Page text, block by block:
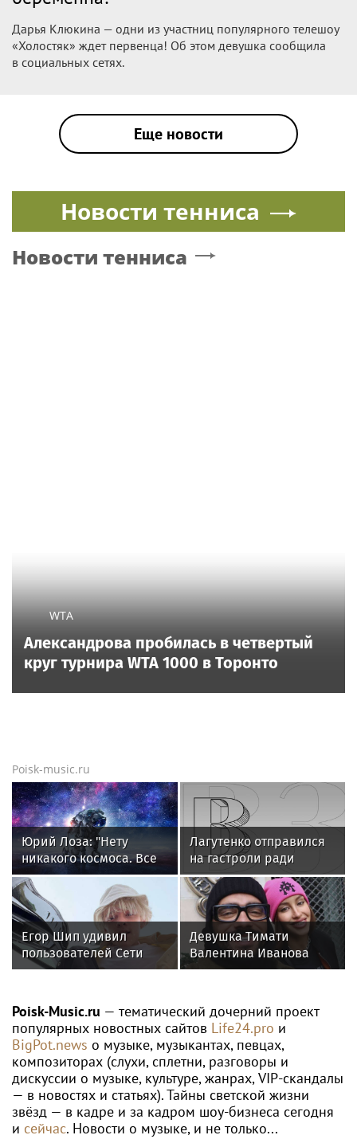
Дарья Клюкина — одни из участниц популярного телешоу
«Холостяк» ждет первенца! Об этом девушка сообщила
в социальных сетях.
Еще новости
Новости тенниса
Новости тенниса
WTA
Александрова пробилась в четвертый
круг турнира WTA 1000 в Торонто
Poisk-music.ru
Юрий Лоза: "Нету
никакого космоса. Все
снимки из космоса —
это фейки"
Лагутенко отправился
на гастроли ради
ремонта сгоревшего
особняка в США
Егор Шип удивил
пользователей Сети
кардинальной сменой
Девушка Тимати
Валентина Иванова
снялась с годовалой
фотосессии
Poisk-Music.ru — тематический дочерний проект
популярных новостных сайтов Life24.pro и
BigPot.news о музыке, музыкантах, певцах,
композиторах (слухи, сплетни, разговоры и
дискуссии о музыке, культуре, жанрах, VIP-скандалы
— в новостях и статьях). Тайны светской жизни
звёзд — в кадре и за кадром шоу-бизнеса сегодня
и сейчас. Новости о музыке, и не только...